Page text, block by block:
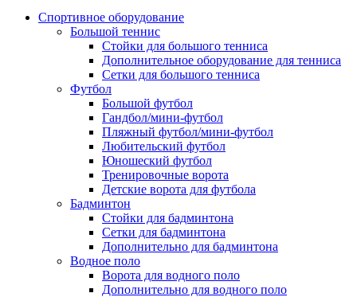
Спортивное оборудование
Большой теннис
Стойки для большого тенниса
Дополнительное оборудование для тенниса
Сетки для большого тенниса
Футбол
Большой футбол
Гандбол/мини-футбол
Пляжный футбол/мини-футбол
Любительский футбол
Юношеский футбол
Тренировочные ворота
Детские ворота для футбола
Бадминтон
Стойки для бадминтона
Сетки для бадминтона
Дополнительно для бадминтона
Водное поло
Ворота для водного поло
Дополнительно для водного поло